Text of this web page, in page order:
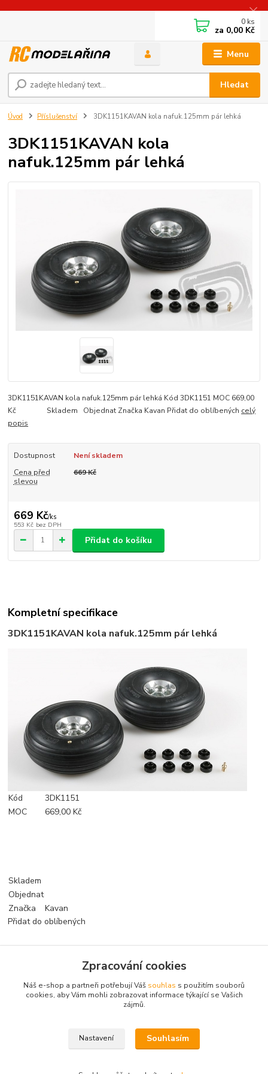
Menu
Hledat
0 ks
za 0,00 Kč
Úvod Příslušenství 3DK1151KAVAN kola nafuk.125mm pár lehká
3DK1151KAVAN kola
nafuk.125mm pár lehká
3DK1151KAVAN kola nafuk.125mm pár lehká Kód 3DK1151 MOC 669,00
Kč Skladem Objednat Značka Kavan Přidat do oblíbených celý
popis
Dostupnost
Není skladem
Cena před
slevou
669 Kč
669 Kč/ks
553 Kč bez DPH
Přidat do košíku
Kompletní specifikace
3DK1151KAVAN kola nafuk.125mm pár lehká
Kód
3DK1151
MOC
669,00 Kč
Skladem
Objednat
Značka
Kavan
Přidat do oblíbených
Zboží zařazeno v kategoriích
Příslušenství
Podvozky a Podvozková kola
Zpracování cookies
Náš e-shop a partneři potřebují Váš souhlas s použitím souborů
cookies, aby Vám mohli zobrazovat informace týkající se Vašich
zájmů.
Nastavení Souhlasím